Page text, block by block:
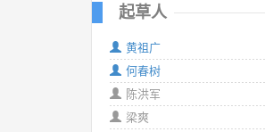
起草人
黄祖广
何春树
陈洪军
梁爽